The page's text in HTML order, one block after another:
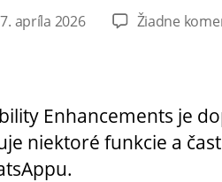
7. apríla 2026 Žiadne
Enhancements je
niektoré funkcie a